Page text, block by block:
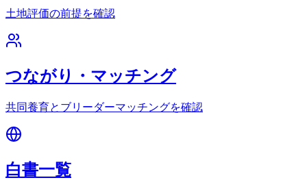
土地評価の前提を確認
つながり・マッチング
共同養育とブリーダーマッチングを確認
白書一覧